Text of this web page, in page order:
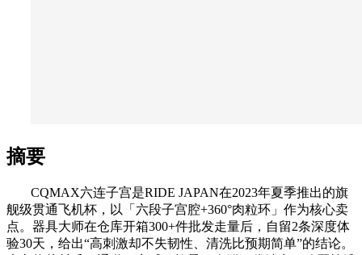
摘要
CQMAX六连子宫是RIDE JAPAN在2023年夏季推出的旗
舰级贯通飞机杯，以「六段子宫腔+360°肉粒环」作为核心卖
点。器具大师在仓库开箱300+件批发走量后，自留2条深度体
验30天，给出“高刺激却不失韧性、清洗比预期简单”的结论。